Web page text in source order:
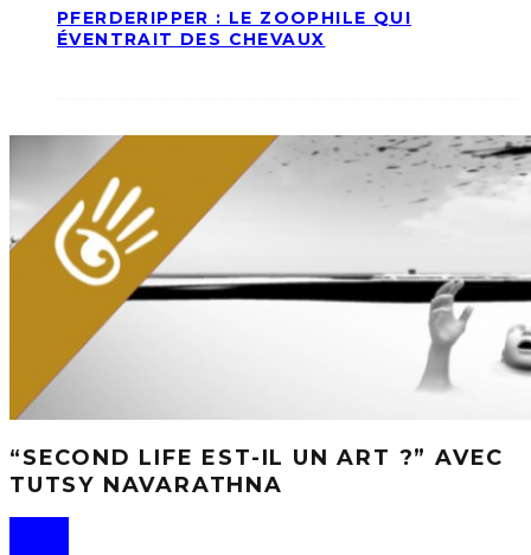
PFERDERIPPER : LE ZOOPHILE QUI
ÉVENTRAIT DES CHEVAUX
“SECOND LIFE EST-IL UN ART ?” AVEC
TUTSY NAVARATHNA